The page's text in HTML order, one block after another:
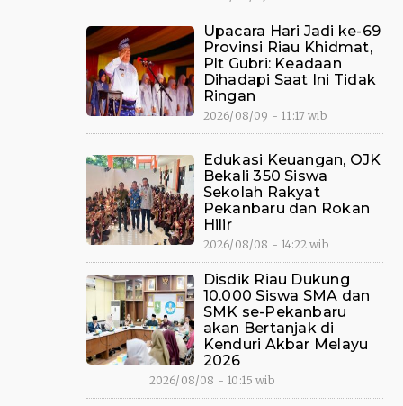
Upacara Hari Jadi ke-69
Provinsi Riau Khidmat,
Plt Gubri: Keadaan
Dihadapi Saat Ini Tidak
Ringan
2026/08/09 - 11:17 wib
Edukasi Keuangan, OJK
Bekali 350 Siswa
Sekolah Rakyat
Pekanbaru dan Rokan
Hilir
2026/08/08 - 14:22 wib
Disdik Riau Dukung
10.000 Siswa SMA dan
SMK se-Pekanbaru
akan Bertanjak di
Kenduri Akbar Melayu
2026
2026/08/08 - 10:15 wib